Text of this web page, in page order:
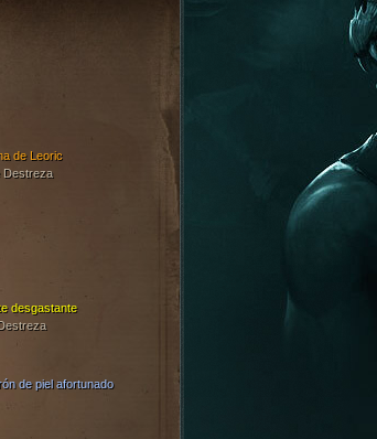
de Leoric
Destreza
desgastante
de piel afortunado